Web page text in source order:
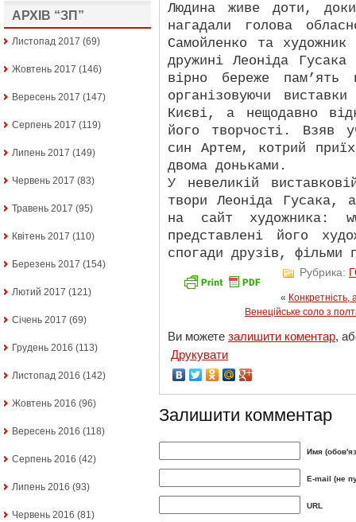
АРХІВ “ЗП”
Листопад 2017 (69)
Жовтень 2017 (146)
Вересень 2017 (147)
Серпень 2017 (119)
Липень 2017 (149)
Червень 2017 (83)
Травень 2017 (95)
Квітень 2017 (110)
Березень 2017 (154)
Лютий 2017 (121)
Січень 2017 (69)
Грудень 2016 (113)
Листопад 2016 (142)
Жовтень 2016 (96)
Вересень 2016 (118)
Серпень 2016 (42)
Липень 2016 (93)
Червень 2016 (81)
Людина живе доти,
нагадали голова
Самойленко та
дружині Леоніда
вірно береже
організовуючи
Києві, а нещодавно
його творчості. Взяв
син Артем, котрий
двома доньками.
У невеликій
твори Леоніда Гусака,
на сайт художника:
представлені його
спогади друзів, фільми
Рубрика:
« Конкретність,
Венеційське соло з
Ви можете залишити коментар,
Друкувати
Залишити комментар
Имя
E-mail (не
URL